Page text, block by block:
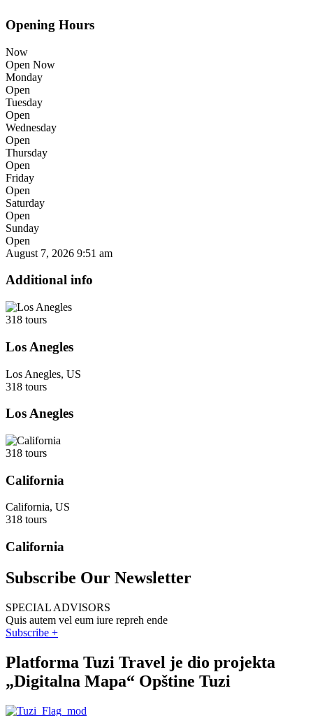
Opening Hours
Now
Open Now
Monday
Open
Tuesday
Open
Wednesday
Open
Thursday
Open
Friday
Open
Saturday
Open
Sunday
Open
August 7, 2026 9:51 am
Additional info
318 tours
Los Anegles
Los Anegles, US
318 tours
Los Anegles
318 tours
California
California, US
318 tours
California
Subscribe Our Newsletter
SPECIAL ADVISORS
Quis autem vel eum iure repreh ende
Subscribe +
Platforma Tuzi Travel je dio projekta
„Digitalna Mapa“ Opštine Tuzi